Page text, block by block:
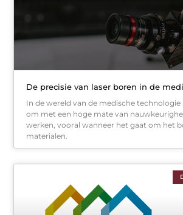
De precisie van laser boren in de
In de wereld van de medische technologie
om met een hoge mate van
werken, vooral wanneer het gaat om het
materialen.